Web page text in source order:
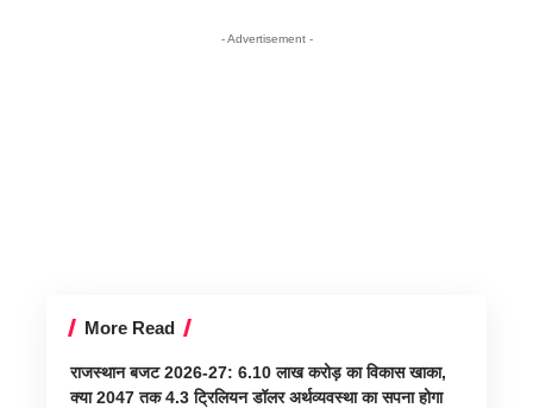
- Advertisement -
More Read
राजस्थान बजट 2026-27: 6.10 लाख करोड़ का विकास खाका,
क्या 2047 तक 4.3 ट्रिलियन डॉलर अर्थव्यवस्था का सपना होगा